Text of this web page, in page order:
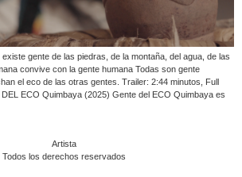
gente de las piedras, de la montaña, del agua, de las
convive con la gente humana Todas son gente
el eco de las otras gentes. Trailer: 2:44 minutos, Full
ECO Quimbaya (2025) Gente del ECO Quimbaya es
Artista
Todos los derechos reservados